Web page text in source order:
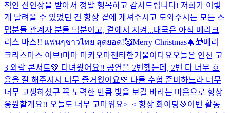
적인 신인상을 받아서 정말 행복하고 감사드립니다! 저희가 이렇
게 달려올 수 있었던 건 항상 곁에 계셔주시고 도와주시는 모든 스
탭분들 관계자 분들 덕분이고, 곁에서 지켜...태국은 아직 메리크
리스 마스!! แฟนๆชาวไทย สุดยอด!🥰Merry Christmas🎄🎁메리
크리스마스 이브!마마 마카오마젠타한겨울이다요 오늘은 인천 고
3 와락 콘서트💚 다녀왔어요!! 공연을 2번했는데, 2번 다 너무 호
응을 잘 해주셔서 너무 즐거웠어요💚 다들 수험 준비하느라 너무
너무 고생하셨구 꼭 노력한 만큼 빛을 보길 바라는 마음으로 항상
응원할게요!! 오늘도 너무 고마워요>_< 항상 화이팅💚이번 활동